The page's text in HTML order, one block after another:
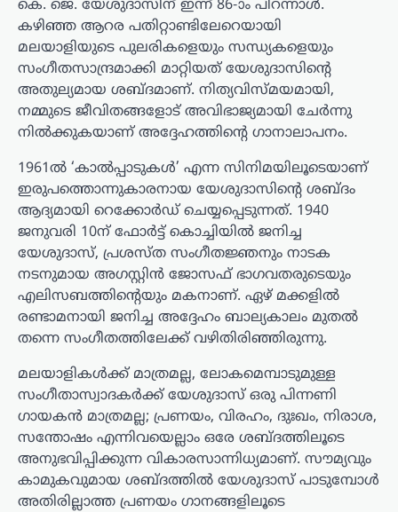
കെ. ജെ. യേശുദാസിന് ഇന്ന് 86-ാം പിറന്നാൾ.
കഴിഞ്ഞ ആറര പതിറ്റാണ്ടിലേറെയായി
മലയാളിയുടെ പുലരികളെയും സന്ധ്യകളെയും
സംഗീതസാന്ദ്രമാക്കി മാറ്റിയത് യേശുദാസിന്റെ
അതുല്യമായ ശബ്ദമാണ്. നിത്യവിസ്മയമായി,
നമ്മുടെ ജീവിതങ്ങളോട് അവിഭാജ്യമായി ചേർന്നു
നിൽക്കുകയാണ് അദ്ദേഹത്തിന്റെ ഗാനാലാപനം.
1961ൽ ‘കാൽപ്പാടുകൾ’ എന്ന സിനിമയിലൂടെയാണ്
ഇരുപത്തൊന്നുകാരനായ യേശുദാസിന്റെ ശബ്ദം
ആദ്യമായി റെക്കോർഡ് ചെയ്യപ്പെടുന്നത്. 1940
ജനുവരി 10ന് ഫോർട്ട് കൊച്ചിയിൽ ജനിച്ച
യേശുദാസ്, പ്രശസ്ത സംഗീതജ്ഞനും നാടക
നടനുമായ അഗസ്റ്റിൻ ജോസഫ് ഭാഗവതരുടെയും
എലിസബത്തിന്റെയും മകനാണ്. ഏഴ് മക്കളിൽ
രണ്ടാമനായി ജനിച്ച അദ്ദേഹം ബാല്യകാലം മുതൽ
തന്നെ സംഗീതത്തിലേക്ക് വഴിതിരിഞ്ഞിരുന്നു.
മലയാളികൾക്ക് മാത്രമല്ല, ലോകമെമ്പാടുമുള്ള
സംഗീതാസ്വാദകർക്ക് യേശുദാസ് ഒരു പിന്നണി
ഗായകൻ മാത്രമല്ല; പ്രണയം, വിരഹം, ദുഃഖം, നിരാശ,
സന്തോഷം എന്നിവയെല്ലാം ഒരേ ശബ്ദത്തിലൂടെ
അനുഭവിപ്പിക്കുന്ന വികാരസാന്നിധ്യമാണ്. സൗമ്യവും
കാമുകവുമായ ശബ്ദത്തിൽ യേശുദാസ് പാടുമ്പോൾ
അതിരില്ലാത്ത പ്രണയം ഗാനങ്ങളിലൂടെ